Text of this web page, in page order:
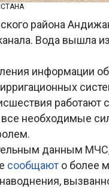
района
Вода вышла
информации
работают
все необходимые
данным
сообщают о более